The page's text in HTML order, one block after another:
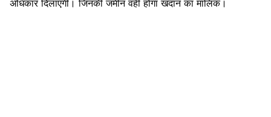
अधिकार दिलाएगी। जिनकी जमीन वही होगा खदान का मालिक।